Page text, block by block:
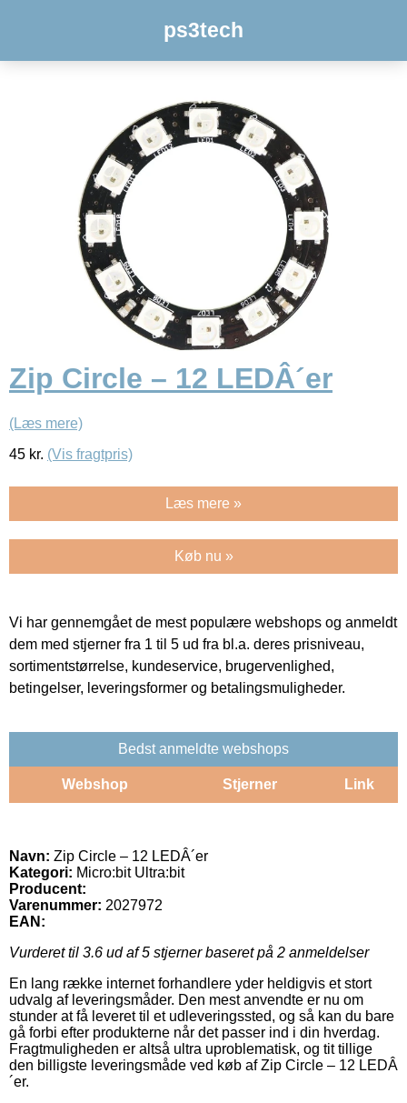
ps3tech
Zip Circle – 12 LEDÂ´er
(Læs mere)
45 kr. (Vis fragtpris)
Læs mere »
Køb nu »
Vi har gennemgået de mest populære webshops og anmeldt
dem med stjerner fra 1 til 5 ud fra bl.a. deres prisniveau,
sortimentstørrelse, kundeservice, brugervenlighed,
betingelser, leveringsformer og betalingsmuligheder.
Bedst anmeldte webshops
Webshop Stjerner Link
Navn: Zip Circle – 12 LEDÂ´er
Kategori: Micro:bit Ultra:bit
Producent:
Varenummer: 2027972
EAN:
Vurderet til 3.6 ud af 5 stjerner baseret på 2 anmeldelser
En lang række internet forhandlere yder heldigvis et stort
udvalg af leveringsmåder. Den mest anvendte er nu om
stunder at få leveret til et udleveringssted, og så kan du bare
gå forbi efter produkterne når det passer ind i din hverdag.
Fragtmuligheden er altså ultra uproblematisk, og tit tillige
den billigste leveringsmåde ved køb af Zip Circle – 12 LEDÂ
´er.